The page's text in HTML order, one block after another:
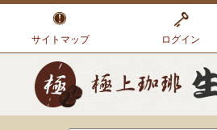
サイトマップ ログイン